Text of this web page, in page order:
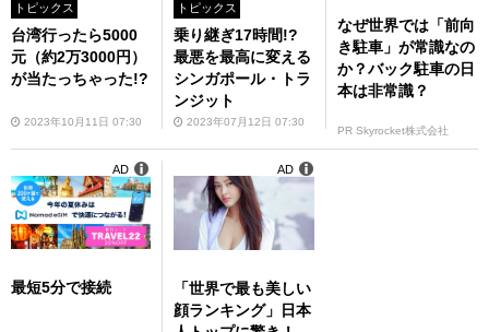
トピックス
台湾行ったら5000
元（約2万3000円）
が当たっちゃった!?
2023年10月11日 07:30
トピックス
乗り継ぎ17時間!?
最悪を最高に変える
シンガポール・トラ
ンジット
2023年07月12日 07:30
なぜ世界では「前向
き駐車」が常識なの
か？バック駐車の日
本は非常識？
PR Skyrocket株式会社
最短5分で接続
AD
「世界で最も美しい
顔ランキング」日本
AD